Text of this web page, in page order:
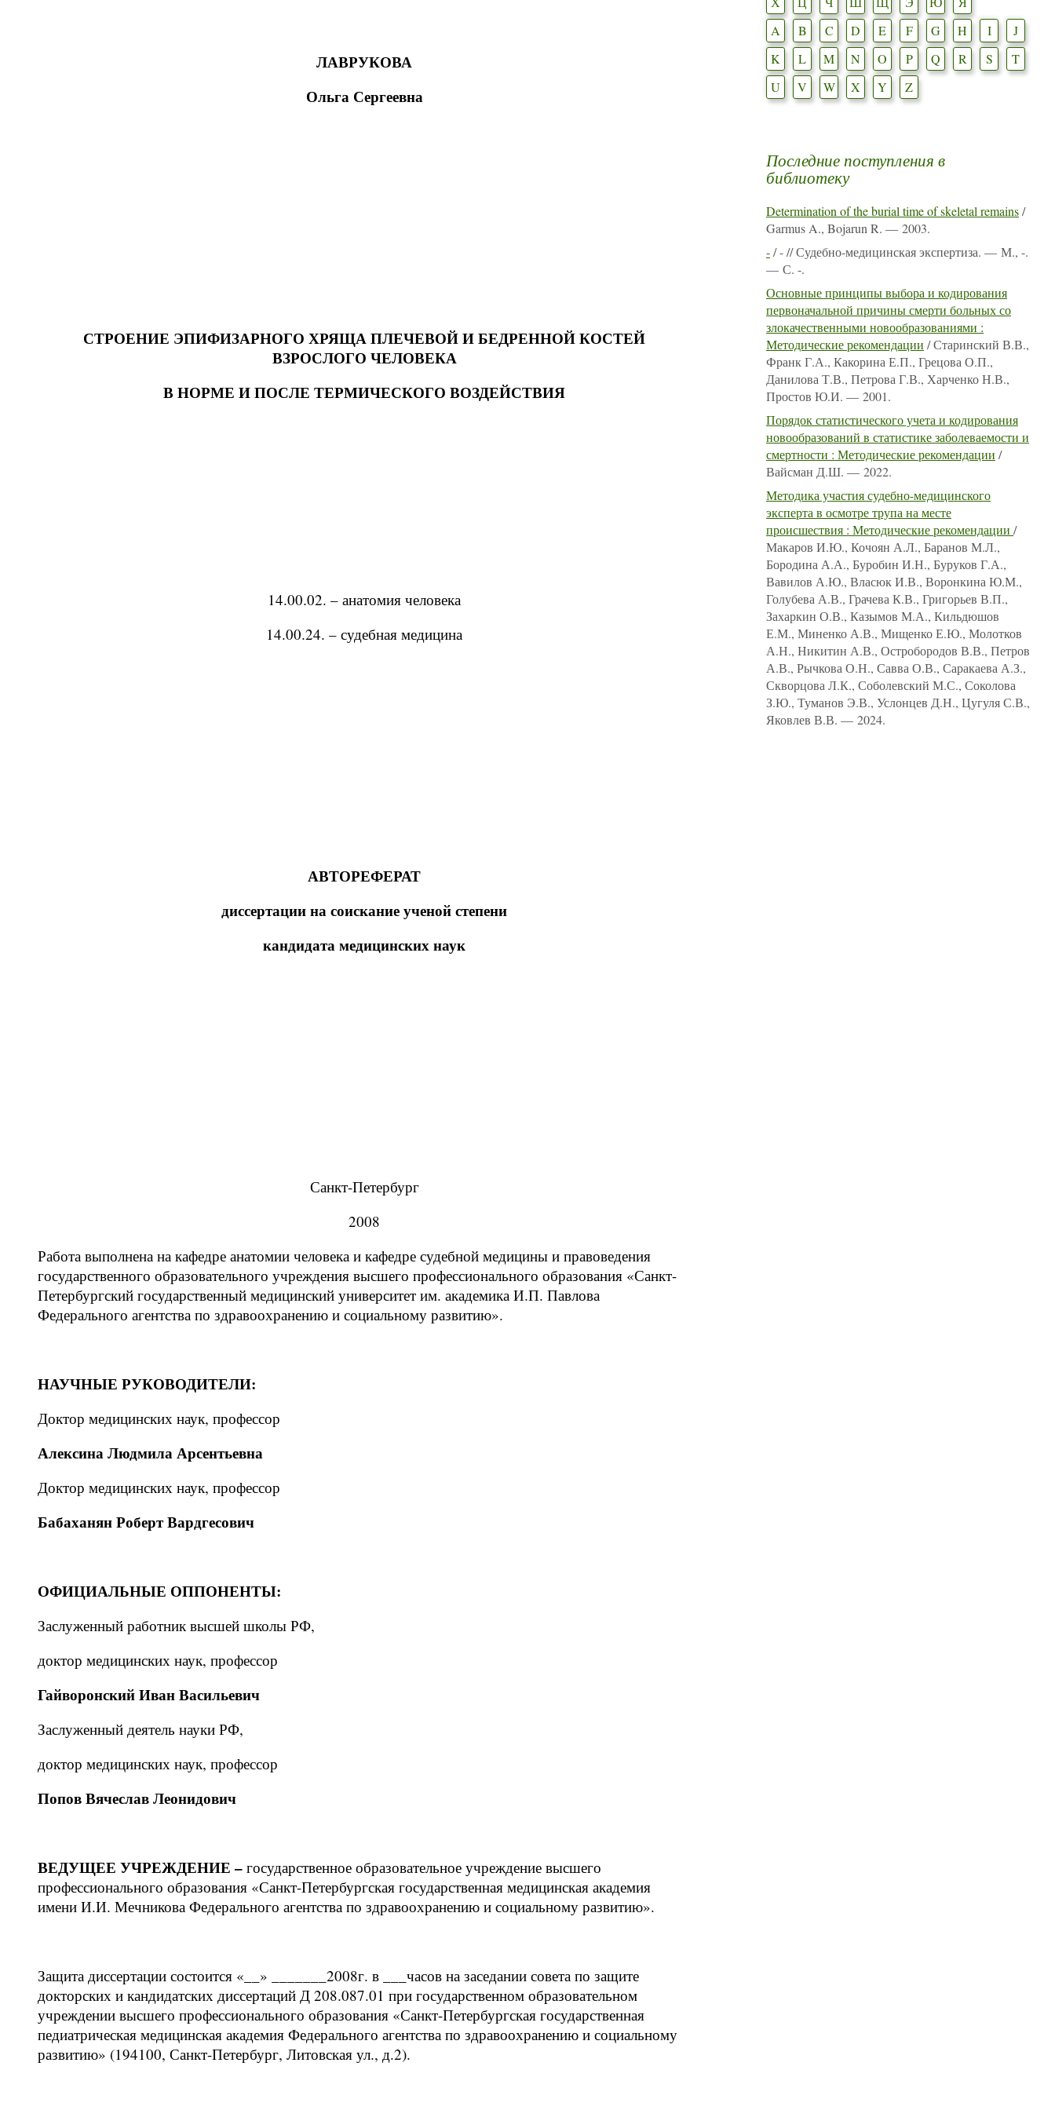
ЛАВРУКОВА
Ольга Сергеевна
СТРОЕНИЕ ЭПИФИЗАРНОГО ХРЯЩА ПЛЕЧЕВОЙ И БЕДРЕННОЙ КОСТЕЙ
ВЗРОСЛОГО ЧЕЛОВЕКА
В НОРМЕ И ПОСЛЕ ТЕРМИЧЕСКОГО ВОЗДЕЙСТВИЯ
14.00.02. – анатомия человека
14.00.24. – судебная медицина
АВТОРЕФЕРАТ
диссертации на соискание ученой степени
кандидата медицинских наук
Санкт-Петербург
2008
Работа выполнена на кафедре анатомии человека и кафедре судебной медицины и правоведения
государственного образовательного учреждения высшего профессионального образования «Санкт-
Петербургский государственный медицинский университет им. академика И.П. Павлова
Федерального агентства по здравоохранению и социальному развитию».
НАУЧНЫЕ РУКОВОДИТЕЛИ:
Доктор медицинских наук, профессор
Алексина Людмила Арсентьевна
Доктор медицинских наук, профессор
Бабаханян Роберт Вардгесович
ОФИЦИАЛЬНЫЕ ОППОНЕНТЫ:
Заслуженный работник высшей школы РФ,
доктор медицинских наук, профессор
Гайворонский Иван Васильевич
Заслуженный деятель науки РФ,
доктор медицинских наук, профессор
Попов Вячеслав Леонидович
ВЕДУЩЕЕ УЧРЕЖДЕНИЕ – государственное образовательное учреждение высшего
профессионального образования «Санкт-Петербургская государственная медицинская академия
имени И.И. Мечникова Федерального агентства по здравоохранению и социальному развитию».
Защита диссертации состоится «__» _______2008г. в ___часов на заседании совета по защите
докторских и кандидатских диссертаций Д 208.087.01 при государственном образовательном
учреждении высшего профессионального образования «Санкт-Петербургская государственная
педиатрическая медицинская академия Федерального агентства по здравоохранению и социальному
развитию» (194100, Санкт-Петербург, Литовская ул., д.2).
A
B C D E F G H I
J
K
L M N O P Q R S
T
U
V W X Y Z
Последние поступления в
библиотеку
Determination of the burial time of skeletal remains/
Garmus A., Bojarun R. — 2003.
-/ - // Судебно-медицинская экспертиза. — М., -.
— С. -.
Основные принципы выбора и кодирования
первоначальной причины смерти больных со
злокачественными новообразованиями :
Методические рекомендации / Старинский В.В.,
Франк Г.А., Какорина Е.П., Грецова О.П.,
Данилова Т.В., Петрова Г.В., Харченко Н.В.,
Простов Ю.И. — 2001.
Порядок статистического учета и кодирования
новообразований в статистике заболеваемости и
смертности : Методические рекомендации /
Вайсман Д.Ш. — 2022.
Методика участия судебно-медицинского
эксперта в осмотре трупа на месте
происшествия : Методические рекомендации /
Макаров И.Ю., Кочоян А.Л., Баранов М.Л.,
Бородина А.А., Буробин И.Н., Буруков Г.А.,
Вавилов А.Ю., Власюк И.В., Воронкина Ю.М.,
Голубева А.В., Грачева К.В., Григорьев В.П.,
Захаркин О.В., Казымов М.А., Кильдюшов
Е.М., Миненко А.В., Мищенко Е.Ю., Молотков
А.Н., Никитин А.В., Остробородов В.В., Петров
А.В., Рычкова О.Н., Савва О.В., Саракаева А.З.,
Скворцова Л.К., Соболевский М.С., Соколова
З.Ю., Туманов Э.В., Услонцев Д.Н., Цугуля С.В.,
Яковлев В.В. — 2024.